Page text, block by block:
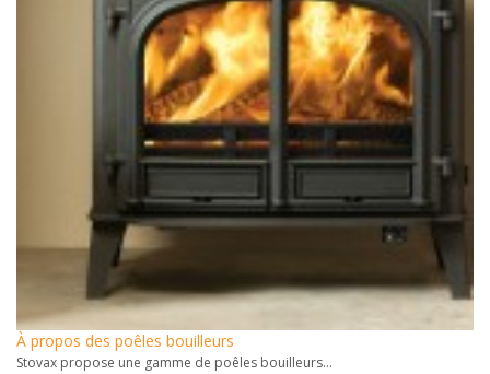
À propos des poêles bouilleurs
Stovax propose une gamme de poêles bouilleurs...